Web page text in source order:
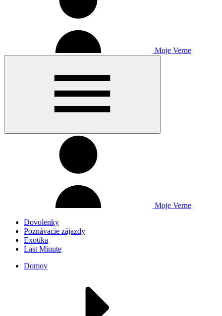
Moje Verne
Moje Verne
Dovolenky
Poznávacie zájazdy
Exotika
Last Minute
Domov